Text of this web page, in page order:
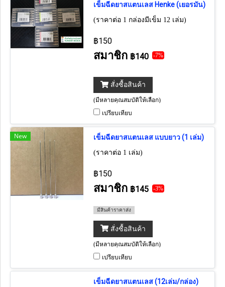
เข็มฉีดยาสแตนเลส Henke (เยอรมัน)
(ราคาต่อ 1 กล่องมีเข็ม 12 เล่ม)
฿150
สมาชิก ฿140 -7%
สั่งซื้อสินค้า
(มีหลายคุณสมบัติให้เลือก)
เปรียบเทียบ
New เข็มฉีดยาสแตนเลส แบบยาว (1 เล่ม)
(ราคาต่อ 1 เล่ม)
฿150
สมาชิก ฿145 -3%
มีสินค้าราคาส่ง
สั่งซื้อสินค้า
(มีหลายคุณสมบัติให้เลือก)
เปรียบเทียบ
เข็มฉีดยาสแตนเลส (12เล่ม/กล่อง)